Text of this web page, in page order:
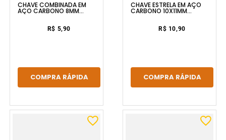
CHAVE COMBINADA EM
AÇO CARBONO 8MM
FERRAPLUS
R$ 5,90
COMPRA RÁPIDA
CHAVE ESTRELA EM AÇO
CARBONO 10X11MM
R$ 10,90
COMPRA RÁPIDA